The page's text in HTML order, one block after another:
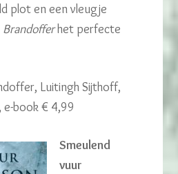
plot en een vleugje
Brandofferhet perfecte
Luitingh Sijthoff,
e-book € 4,99
Smeulend
vuur